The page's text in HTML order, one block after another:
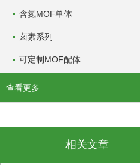
含氮MOF单体
卤素系列
可定制MOF配体
查看更多
相关文章